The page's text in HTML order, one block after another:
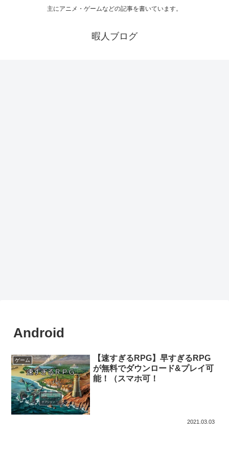
主にアニメ・ゲームなどの記事を書いています。
暇人ブログ
Android
ゲーム
【速すぎるRPG】早すぎるRPG
が無料でダウンロード&プレイ可
能！（スマホ可！
2021.03.03